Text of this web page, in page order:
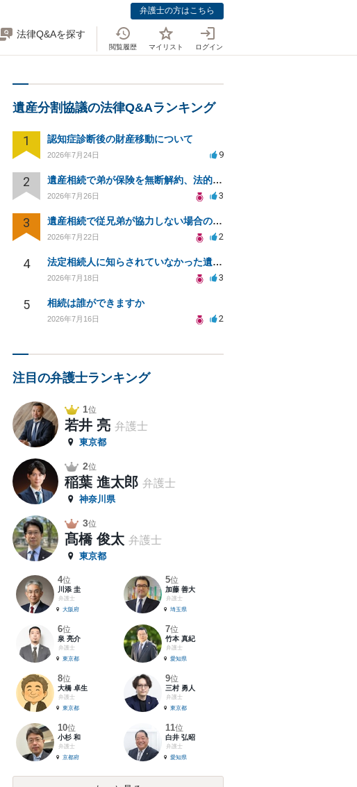
弁護士の方はこちら
法律Q&Aを探す
閲覧履歴 マイリスト ログイン
遺産分割協議の法律Q&Aランキング
1 認知症診断後の財産移動について
2026年7月24日 9
2 遺産相続で弟が保険を無断解約、法的問題は？
2026年7月26日 3
3 遺産相続で従兄弟が協力しない場合の対処法は？
2026年7月22日 2
4 法定相続人に知らされていなかった遺言と遺産分割
2026年7月18日 3
5 相続は誰ができますか
2026年7月16日 2
注目の弁護士ランキング
1位
若井 亮 弁護士
東京都
2位
稲葉 進太郎 弁護士
神奈川県
3位
髙橋 俊太 弁護士
東京都
4位
川添 圭
弁護士
大阪府
5位
加藤 善大
弁護士
埼玉県
6位
泉 亮介
弁護士
東京都
7位
竹本 真紀
弁護士
愛知県
8位
大橋 卓生
弁護士
東京都
9位
三村 勇人
弁護士
東京都
10位
小杉 和
弁護士
京都府
11位
白井 弘昭
弁護士
愛知県